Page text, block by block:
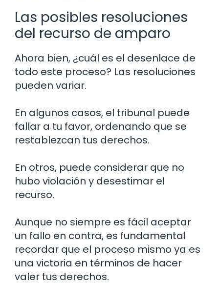
Las posibles resoluciones
del recurso de amparo
Ahora bien, ¿cuál es el desenlace de
todo este proceso? Las resoluciones
pueden variar.
En algunos casos, el tribunal puede
fallar a tu favor, ordenando que se
restablezcan tus derechos.
En otros, puede considerar que no
hubo violación y desestimar el
recurso.
Aunque no siempre es fácil aceptar
un fallo en contra, es fundamental
recordar que el proceso mismo ya es
una victoria en términos de hacer
valer tus derechos.